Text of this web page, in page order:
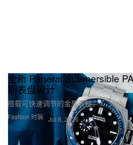
Fashion 时装
全新 Panerai Submersible
期表盘设计
搭载可快速调节的金属表链。
Jul 8, 2026